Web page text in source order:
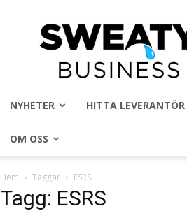
Sweaty
Business
NYHETER HITTA
OM OSS
Hem Taggar ESRS
Tagg: ESRS